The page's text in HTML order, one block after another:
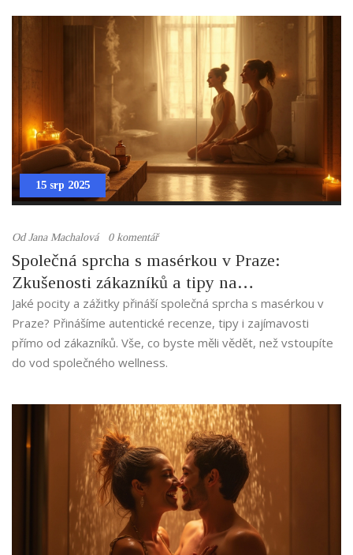
15 srp 2025
OdJana Machalová 0 komentář
Společná sprcha s masérkou v Praze:
Zkušenosti zákazníků a tipy na
nezapomenutelný zážitek
Jaké pocity a zážitky přináší společná sprcha s masérkou v
Praze? Přinášíme autentické recenze, tipy i zajímavosti
přímo od zákazníků. Vše, co byste měli vědět, než vstoupíte
do vod společného wellness.